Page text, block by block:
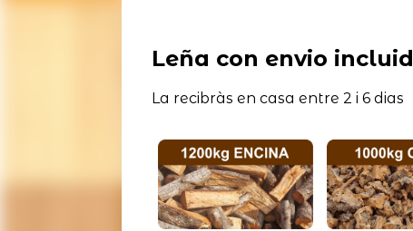
Leña con envio
La recibràs en casa entre 2 i 6 dias